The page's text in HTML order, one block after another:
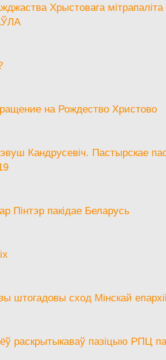
Хрыстовага мітрапаліта
на Рождество Христово
Кандрусевіч. Пастырскае
Пінтэр пакідае Беларусь
штогадовы сход Мінскай
раскрытыкаваў пазіцыю РПЦ